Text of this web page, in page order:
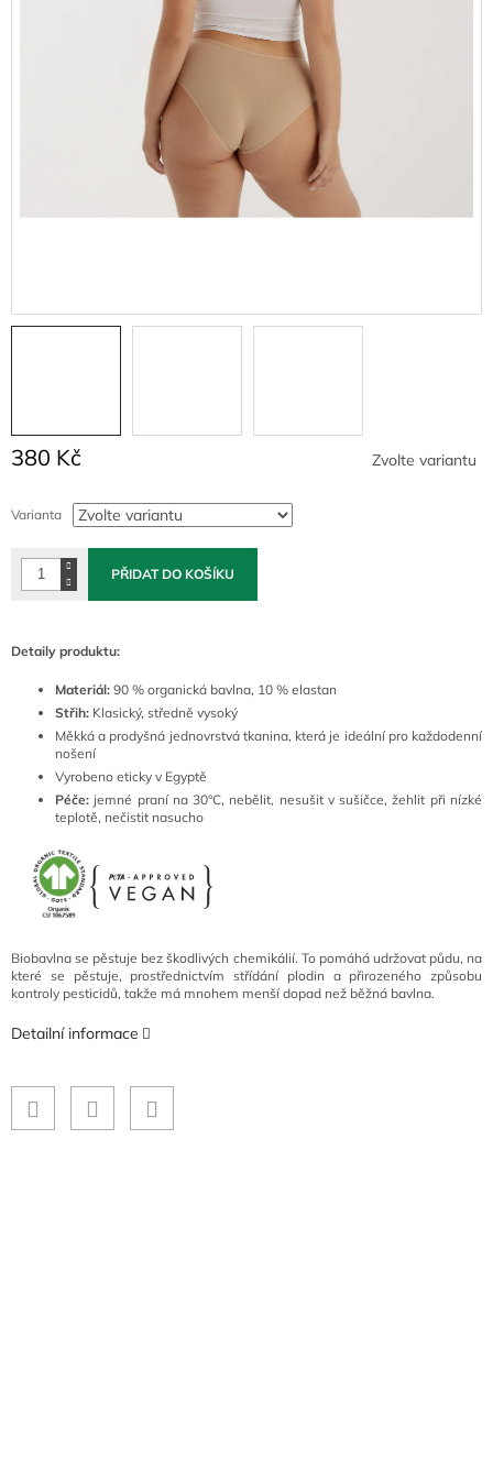
380 Kč
cena:
Zvolte variantu
Varianta
PŘIDAT DO KOŠÍKU
Detaily produktu:
Materiál: 90 % organická bavlna, 10 % elastan
Střih: Klasický, středně vysoký
Měkká a prodyšná jednovrstvá tkanina, která je ideální pro každodenní
nošení
Vyrobeno eticky v Egyptě
Péče: jemné praní na 30°C, nebělit, nesušit v sušičce, žehlit při nízké
teplotě, nečistit nasucho
Biobavlna se pěstuje bez škodlivých chemikálií. To pomáhá udržovat půdu, na
které se pěstuje, prostřednictvím střídání plodin a přirozeného způsobu
kontroly pesticidů, takže má mnohem menší dopad než běžná bavlna.
Detailní informace